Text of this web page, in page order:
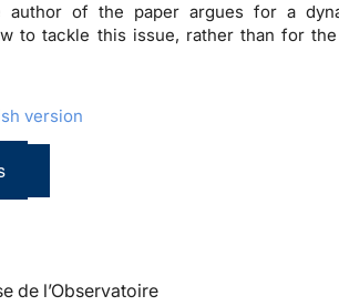
author of the paper argues for a
to tackle this issue, rather than for
version
de l’Observatoire